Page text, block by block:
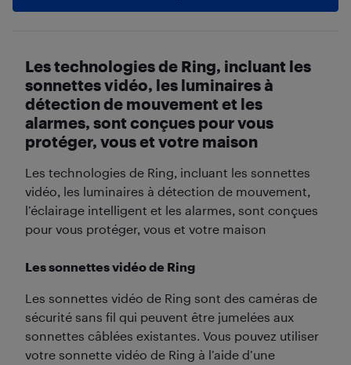
Les technologies de Ring, incluant les
sonnettes vidéo, les luminaires à
détection de mouvement et les
alarmes, sont conçues pour vous
protéger, vous et votre maison
Les technologies de Ring, incluant les sonnettes
vidéo, les luminaires à détection de mouvement,
l’éclairage intelligent et les alarmes, sont conçues
pour vous protéger, vous et votre maison
Les sonnettes vidéo de Ring
Les sonnettes vidéo de Ring sont des caméras de
sécurité sans fil qui peuvent être jumelées aux
sonnettes câblées existantes. Vous pouvez utiliser
votre sonnette vidéo de Ring à l’aide d’une